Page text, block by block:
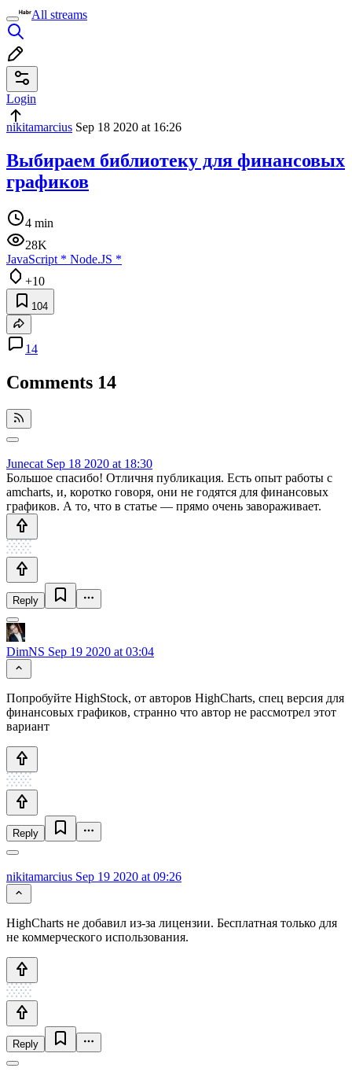
All streams
Login
nikitamarcius Sep 18 2020 at 16:26
Выбираем библиотеку для финансовых
графиков
4 min
28K
JavaScript * Node.JS *
+10
104
14
Comments 14
Junecat Sep 18 2020 at 18:30
Большое спасибо! Отличня публикация. Есть опыт работы с
amcharts, и, коротко говоря, они не годятся для финансовых
графиков. А то, что в статье — прямо очень завораживает.
Reply
DimNS Sep 19 2020 at 03:04
Попробуйте HighStock, от авторов HighCharts, спец версия для
финансовых графиков, странно что автор не рассмотрел этот
вариант
Reply
nikitamarcius Sep 19 2020 at 09:26
HighCharts не добавил из-за лицензии. Бесплатная только для
не коммерческого использования.
Reply